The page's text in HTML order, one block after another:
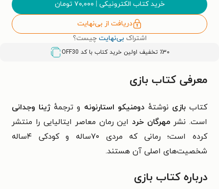
خرید کتاب الکترونیکی | ۷۰,۰۰۰ تومان
دریافت از بی‌نهایت
اشتراک بی‌نهایت چیست؟
٪۳۰ تخفیف اولین خرید کتاب با کد OFF30
معرفی کتاب بازی
کتاببازی نوشتهٔ دومنیکو استارنونه و ترجمهٔ ژینا وجدانی
است. نشر مهرگان خرداین رمان معاصر ایتالیایی را منتشر
کرده است؛ رمانی که مردی ۷۰ساله و کودکی ۴ساله
شخصیت‌های اصلی آن هستند.
درباره کتاب بازی